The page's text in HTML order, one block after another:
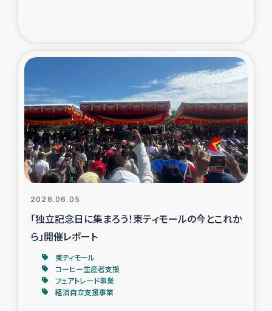
デニヤヤ小規模紅茶農家支援
コーヒー生産者支援
アイナロ県マウベシ郡でのコーヒー畑改善事業
ベイルート大規模爆発被災者支援
女性の生計向上支援
アグロフォレストリー（カカオ）事業
2026.06.05
「独立記念日に集まろう！東ティモールの今とこれか
ら」開催レポート
東ティモール
コーヒー生産者支援
フェアトレード事業
経済自立支援事業